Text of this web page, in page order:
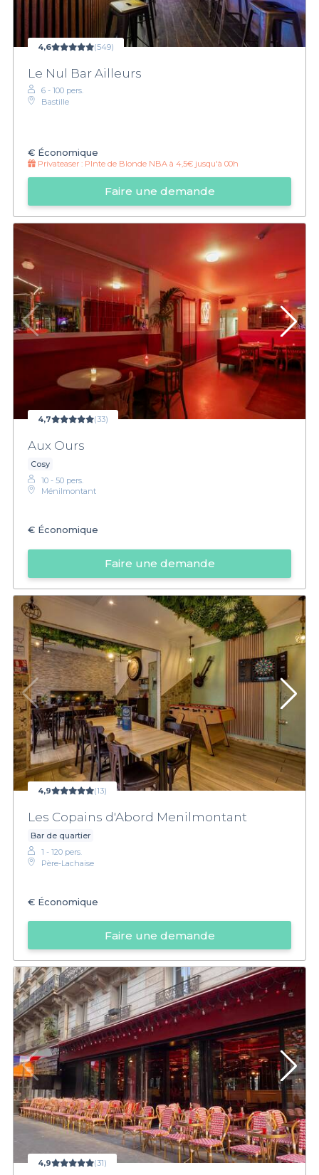
4,6 (549)
Le Nul Bar Ailleurs
6 - 100 pers.
Bastille
€ Économique
Privateaser : PInte de Blonde NBA à 4,5€ jusqu'à 00h
Faire une demande
4,7 (33)
Aux Ours
Cosy
10 - 50 pers.
Ménilmontant
€ Économique
Faire une demande
4,9 (13)
Les Copains d'Abord Menilmontant
Bar de quartier
1 - 120 pers.
Père-Lachaise
€ Économique
Faire une demande
4,9 (31)